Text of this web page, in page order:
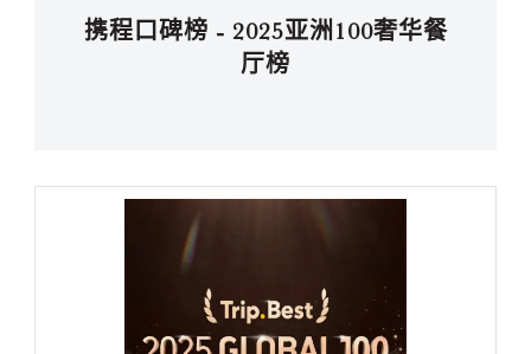
携程口碑榜 - 2025亚洲100奢华餐
厅榜